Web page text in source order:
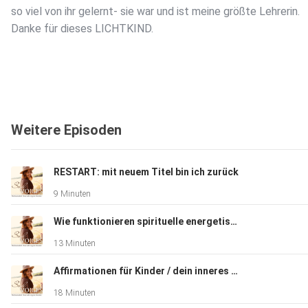
so viel von ihr gelernt- sie war und ist meine größte Lehrerin.
Danke für dieses LICHTKIND.
Weitere Episoden
RESTART: mit neuem Titel bin ich zurück
9 Minuten
Wie funktionieren spirituelle energetische Kinderheilungen?
13 Minuten
Affirmationen für Kinder / dein inneres Kind // für ein leichteres Leben
18 Minuten